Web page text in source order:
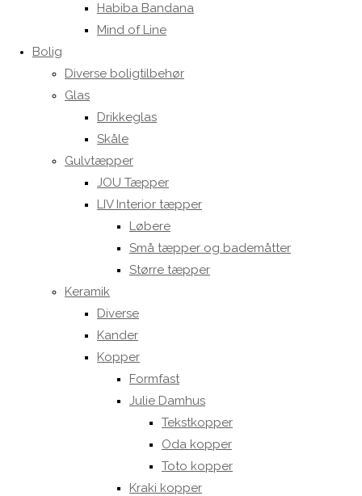
Habiba Bandana
Mind of Line
Bolig
Diverse boligtilbehør
Glas
Drikkeglas
Skåle
Gulvtæpper
JOU Tæpper
LIV Interior tæpper
Løbere
Små tæpper og bademåtter
Større tæpper
Keramik
Diverse
Kander
Kopper
Formfast
Julie Damhus
Tekstkopper
Oda kopper
Toto kopper
Kraki kopper